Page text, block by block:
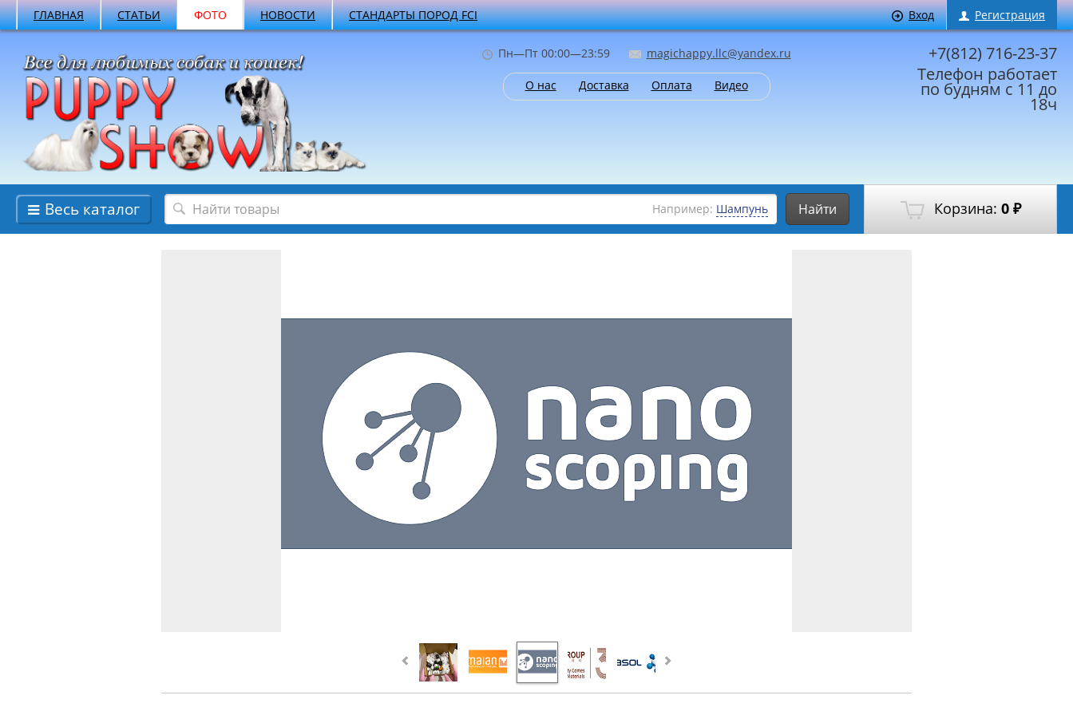
ГЛАВНАЯ СТАТЬИ ФОТО НОВОСТИ СТАНДАРТЫ ПОРОД FCI Вход Регистрация
+7(812) 716-23-37
Телефон работает
по будням с 11 до
18ч
Пн—Пт 00:00—23:59 magichappy.llc@yandex.ru
О нас Доставка Оплата Видео
Корзина: 0 ₽
Весь каталог Например: Шампунь Найти